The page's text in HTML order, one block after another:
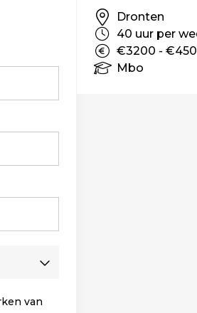
van
Dronten
40 uur per
€3200 -
Mbo